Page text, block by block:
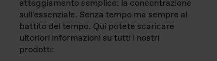
atteggiamento semplice: la concentrazione
sull'essenziale. Senza tempo ma sempre al
battito del tempo. Qui potete scaricare
ulteriori informazioni su tutti i nostri
prodotti: